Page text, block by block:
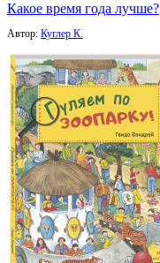
Какое время года лучше?
Автор: Куглер К.